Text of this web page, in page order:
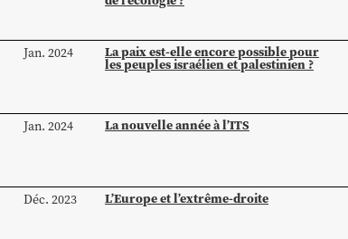
Jan. 2024 La paix est-elle encore possible pour
les peuples israélien et palestinien ?
Jan. 2024 La nouvelle année à l’ITS
Déc. 2023 L’Europe et l’extrême-droite